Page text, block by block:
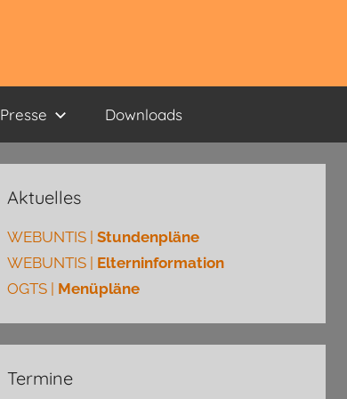
Presse Downloads
Aktuelles
WEBUNTIS |Stundenpläne
WEBUNTIS | Elterninformation
OGTS | Menüpläne
Termine